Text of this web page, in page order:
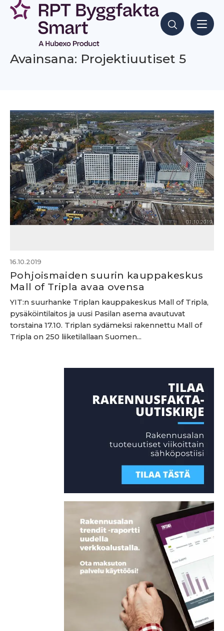
Siirry
sisältöön
Hae sisältöjä
Avainsana: Projektiuutiset 5
16.10.2019
Pohjoismaiden suurin kauppakeskus
Mall of Tripla avaa ovensa
YIT:n suurhanke Triplan kauppakeskus Mall of Tripla,
pysäköintilaitos ja uusi Pasilan asema avautuvat
torstaina 17.10. Triplan sydämeksi rakennettu Mall of
Tripla on 250 liiketilallaan Suomen...